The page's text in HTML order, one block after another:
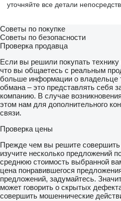
уточняйте все детали
Советы по покупке
Советы по безопасности
Проверка продавца
Если вы решили покупать технику
что вы общаетесь с реальным
больше информации о владельце
обмана – это представлять себя
компанию. В случае
этом нам для дополнительного
связи.
Проверка цены
Прежде чем вы решите совершить
изучите несколько предложений
среднюю стоимость выбранной
цена понравившегося
предложений, задумайтесь.
может говорить о скрытых
совершить мошеннические